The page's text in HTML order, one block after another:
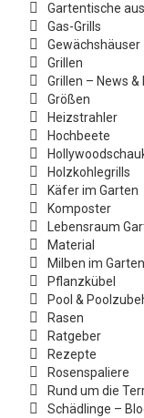
Gartentische
Gas-Grills
Gewächshäuser
Grillen
Grillen – News &
Größen
Heizstrahler
Hochbeete
Holzkohlegrills
Käfer im Garten
Komposter
Lebensraum
Material
Milben im Garten
Pflanzkübel
Pool &
Rasen
Ratgeber
Rezepte
Rosenspaliere
Rund um die
Schädlinge –